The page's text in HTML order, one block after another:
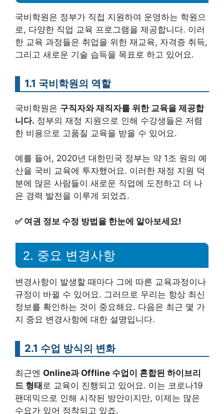
국비학원은 정부가 직접 지원하여 운영하는 학원으
로, 다양한 직업 교육 프로그램을 제공합니다. 이러
한 교육 과정들은 취업을 위한 재교육, 자격증 취득,
그리고 새로운 기술 습득을 목표로 하고 있어요.
1.1 국비학원의 역할
국비학원은 구직자와 재직자를 위한 교육을 제공합
니다. 정부의 재정 지원으로 인해 수강생들은 저렴
한 비용으로 고품질 교육을 받을 수 있어요.
예를 들어, 2020년 대한민국 정부는 약 1조 원의 예
산을 국비 교육에 투자했어요. 이러한 재정 지원 덕
분에 많은 사람들이 새로운 직업에 도전하고 더 나
은 경력 발전을 이루게 되었죠.
✅ 여권 정보 수정 방법을 한눈에 알아보세요!
2. 중요 변경사항
변경사항이 발생할 때마다 그에 따른 교육과정이나
규정이 바뀔 수 있어요. 그러므로 우리는 항상 최신
정보를 확인하는 것이 중요해요. 다음은 최근 몇 가
지 중요 변경사항에 대한 설명입니다.
2.1 수업 방식의 변화
최근엔 Online과 Offline 수업이 혼합된 하이브리
드 형태 로 교육이 진행되고 있어요. 이는 코로나19
팬데믹으로 인해 시작된 방안이지만, 이제는 많은
수요가 있어 정착되고 있죠.